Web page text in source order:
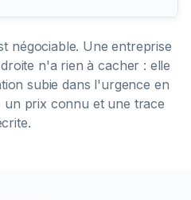
négociable. Une entreprise
n'a rien à cacher : elle
subie dans l'urgence en
un prix connu et une trace